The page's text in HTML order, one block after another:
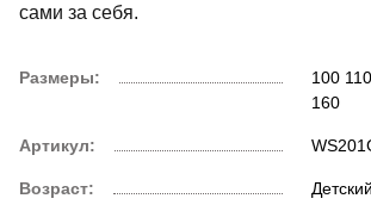
сами за себя.
Размеры: 100110
160
Артикул:
Возраст: Детский